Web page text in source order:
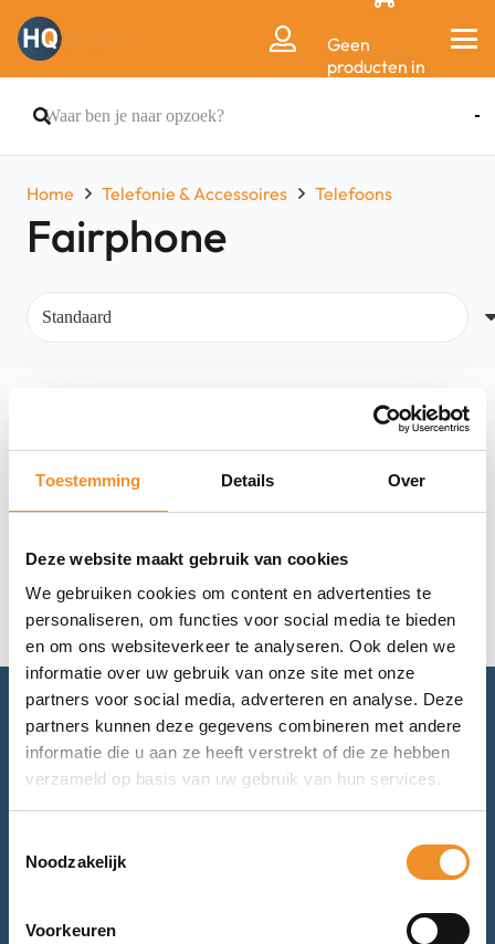
Toestemming Details Over
Deze website maakt gebruik van cookies
We gebruiken cookies om content en advertenties te
personaliseren, om functies voor social media te bieden
en om ons websiteverkeer te analyseren. Ook delen we
informatie over uw gebruik van onze site met onze
partners voor social media, adverteren en analyse. Deze
partners kunnen deze gegevens combineren met andere
informatie die u aan ze heeft verstrekt of die ze hebben
verzameld op basis van uw gebruik van hun services.
Noodzakelijk
Voorkeuren
Geen
producten in
Home Telefonie & Accessoires Telefoons
Fairphone
Advies nodig? Bel of mail ons.
Voor retourneren of garantie: mail ons.